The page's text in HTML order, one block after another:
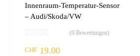
Innenraum-Temperatur-Sensor
– Audi/Skoda/VW
(0 Bewertungen)
CHF 19.00